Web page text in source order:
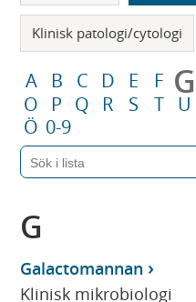
Klinisk patologi/cytologi
A B C D E F G
O
P Q R S T U
Ö 0-9
G
Galactomannan
Klinisk mikrobiologi